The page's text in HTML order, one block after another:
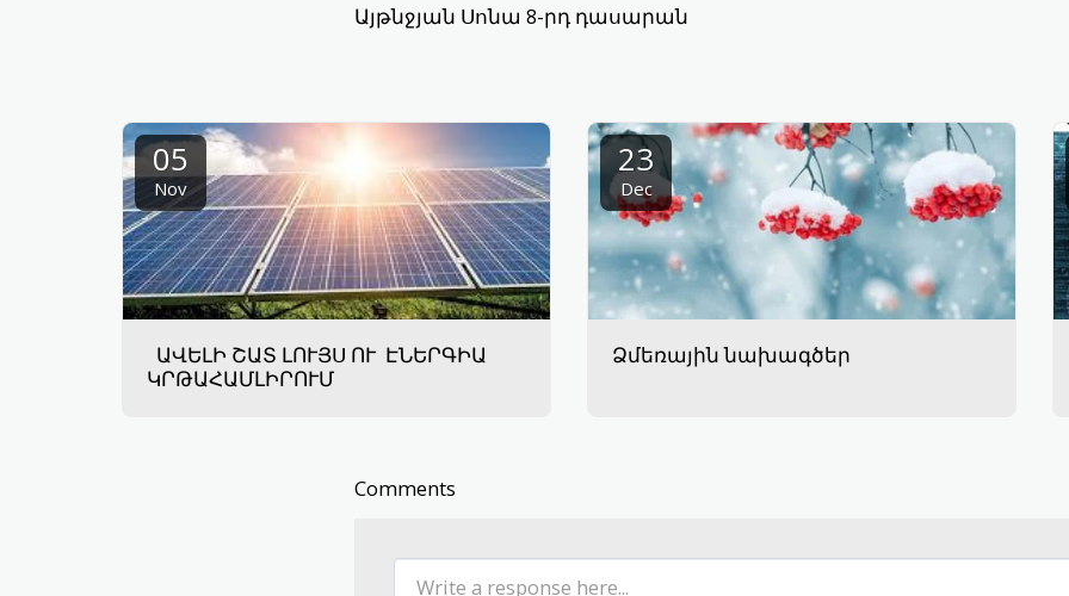
Այթնջյան Սոնա 8-րդ դասարան
05
Nov
ԱՎԵԼԻ ՇԱՏ ԼՈՒՅՍ ՈՒ ԷՆԵՐԳԻԱ
ԿՐԹԱՀԱՄԼԻՐՈՒՄ
23
Dec
Ձմեռային նախագծեր
Comments